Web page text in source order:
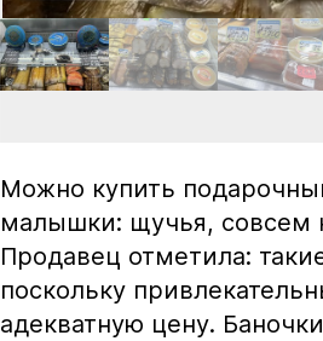
Можно купить
малышки: щучья, совсем
Продавец отметила:
поскольку
адекватную цену.